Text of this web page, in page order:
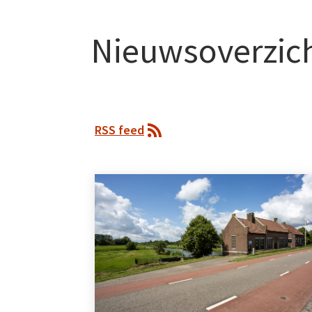
RSS feed